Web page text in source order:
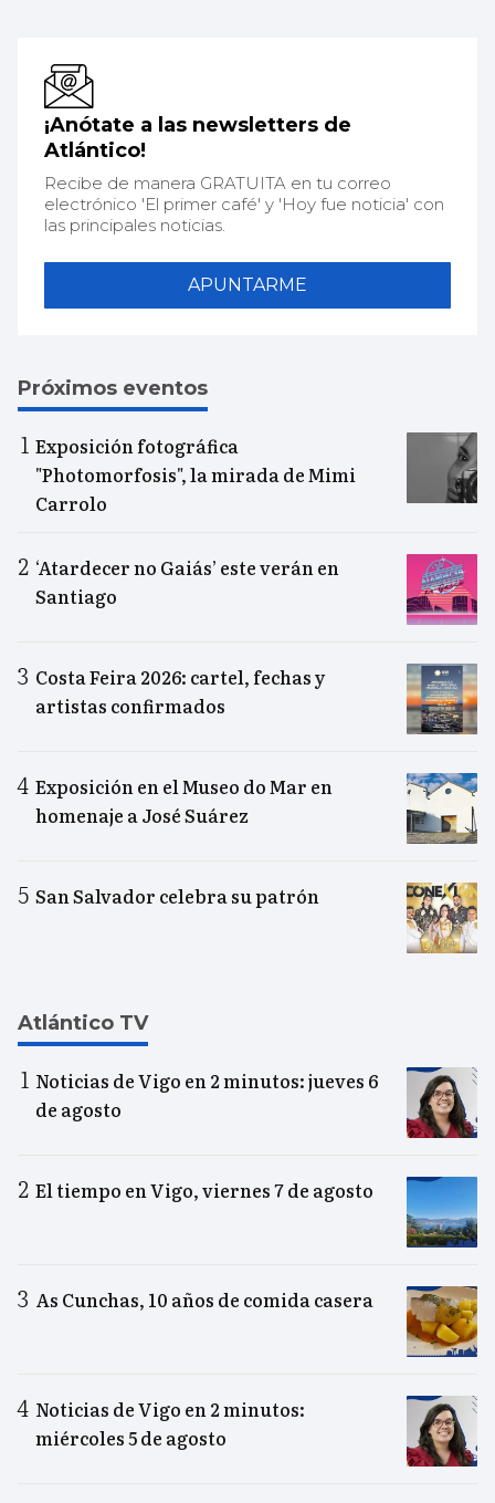
¡Anótate a las newsletters de
Atlántico!
Recibe de manera GRATUITA en tu correo
electrónico 'El primer café' y 'Hoy fue noticia' con
las principales noticias.
APUNTARME
Próximos eventos
Exposición fotográfica
"Photomorfosis", la mirada de Mimi
Carrolo
‘Atardecer no Gaiás’ este verán en
Santiago
Costa Feira 2026: cartel, fechas y
artistas confirmados
Exposición en el Museo do Mar en
homenaje a José Suárez
San Salvador celebra su patrón
Atlántico TV
Noticias de Vigo en 2 minutos: jueves 6
de agosto
El tiempo en Vigo, viernes 7 de agosto
As Cunchas, 10 años de comida casera
Noticias de Vigo en 2 minutos:
miércoles 5 de agosto